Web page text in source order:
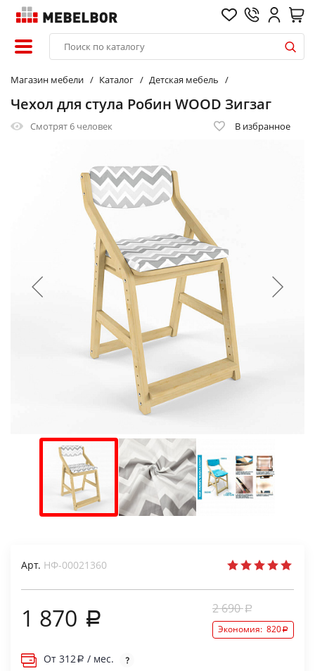
Магазин мебели Каталог Детская мебель
Чехол для стула Робин WOOD Зигзаг
Смотрят6 человек В избранное
Арт. НФ-00021360
1 870 2 690
Экономия: 820
От 312
/ мес.